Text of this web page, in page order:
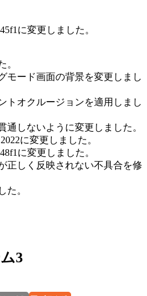
に変更しました。
。
モード画面の背景を変更しまし
トオクルージョンを適用しまし
通しないように変更しました。
に変更しました。
に変更しました。
正しく反映されない不具合を修
た。
3